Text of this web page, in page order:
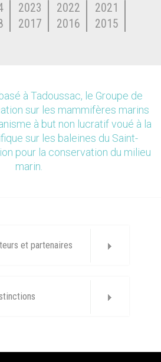
2023 2022
2021
2017 2016
2015
à Tadoussac, le Groupe de
sur les mammifères marins
à but non lucratif voué à la
sur les baleines du Saint-
pour la conservation du milieu
marin.
et partenaires